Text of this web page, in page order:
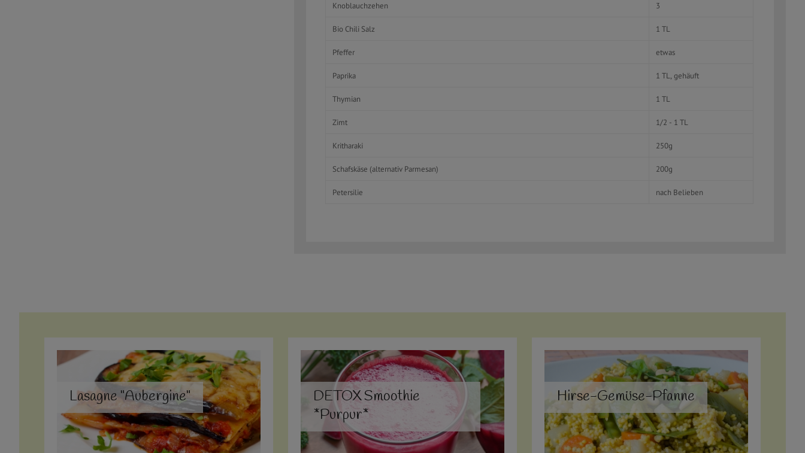
Knoblauchzehen 3
Bio Chili Salz 1 TL
Pfeffer etwas
Paprika 1 TL, gehäuft
Thymian 1 TL
Zimt 1/2 - 1 TL
Kritharaki 250g
Schafskäse (alternativ Parmesan) 200g
Petersilie nach Belieben
Lasagne "Aubergine"
DETOX Smoothie
*Purpur*
Hirse-Gemüse-Pfanne